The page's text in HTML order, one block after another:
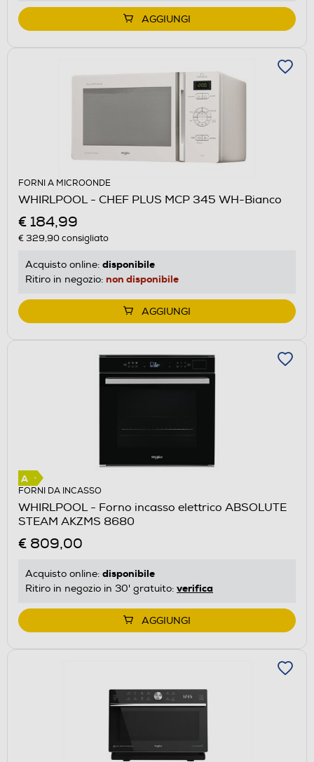
AGGIUNGI
FORNI A MICROONDE
WHIRLPOOL - CHEF PLUS MCP 345 WH-Bianco
€ 184,99
€ 329,90consigliato
Acquisto online: disponibile
Ritiro in negozio: non disponibile
AGGIUNGI
FORNI DA INCASSO
WHIRLPOOL - Forno incasso elettrico ABSOLUTE
STEAM AKZMS 8680
€ 809,00
Acquisto online: disponibile
Ritiro in negozio in 30' gratuito: verifica
AGGIUNGI